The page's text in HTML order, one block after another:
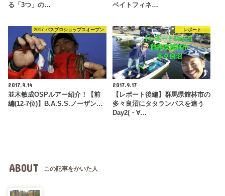
る「3つ」の…
ベイトフィネ…
2017 バスプロショップスオープン
2017.9.14
並木敏成OSPルアー紹介！【前
編(12-7位)】B.A.S.S.ノーザン…
レポート
2017.9.17
【レポート後編】群馬県館林市の
多々良沼にタタランバスを追う
Day2(・∀…
ABOUT この記事をかいた人